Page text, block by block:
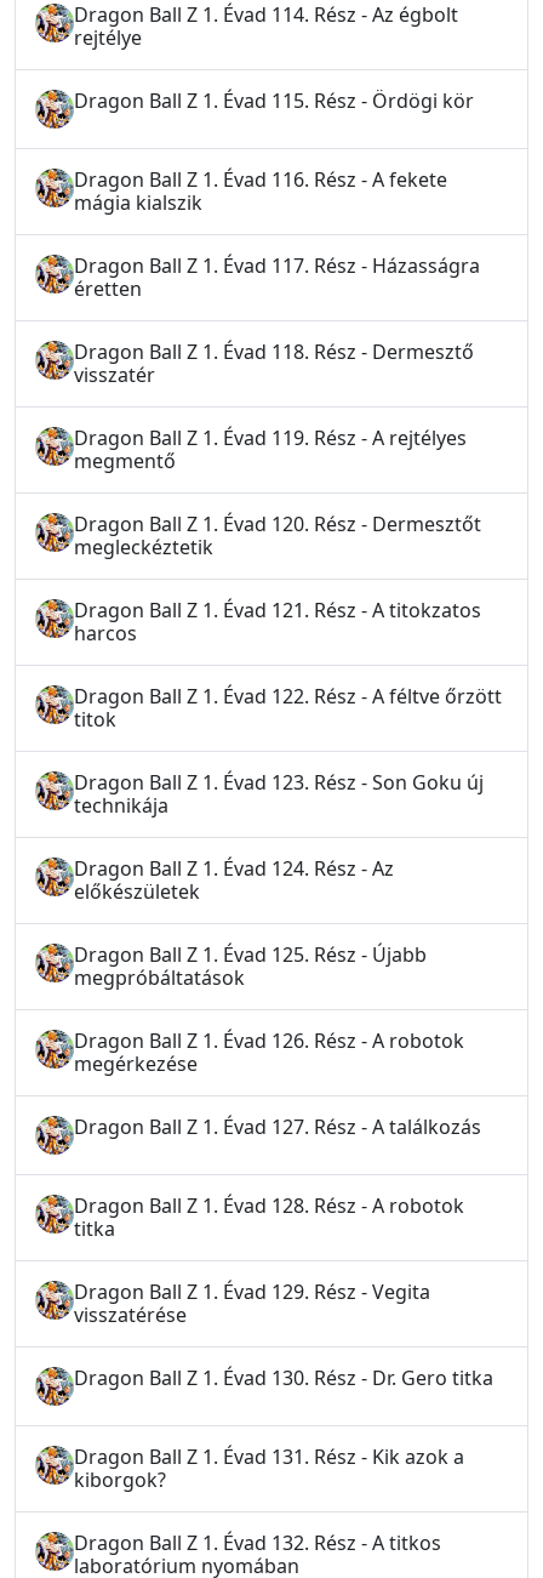
Dragon Ball Z 1. Évad 114. Rész - Az égbolt
rejtélye
Dragon Ball Z 1. Évad 115. Rész - Ördögi kör
Dragon Ball Z 1. Évad 116. Rész - A fekete
mágia kialszik
Dragon Ball Z 1. Évad 117. Rész - Házasságra
éretten
Dragon Ball Z 1. Évad 118. Rész - Dermesztő
visszatér
Dragon Ball Z 1. Évad 119. Rész - A rejtélyes
megmentő
Dragon Ball Z 1. Évad 120. Rész - Dermesztőt
megleckéztetik
Dragon Ball Z 1. Évad 121. Rész - A titokzatos
harcos
Dragon Ball Z 1. Évad 122. Rész - A féltve őrzött
titok
Dragon Ball Z 1. Évad 123. Rész - Son Goku új
technikája
Dragon Ball Z 1. Évad 124. Rész - Az
előkészületek
Dragon Ball Z 1. Évad 125. Rész - Újabb
megpróbáltatások
Dragon Ball Z 1. Évad 126. Rész - A robotok
megérkezése
Dragon Ball Z 1. Évad 127. Rész - A találkozás
Dragon Ball Z 1. Évad 128. Rész - A robotok
titka
Dragon Ball Z 1. Évad 129. Rész - Vegita
visszatérése
Dragon Ball Z 1. Évad 130. Rész - Dr. Gero titka
Dragon Ball Z 1. Évad 131. Rész - Kik azok a
kiborgok?
Dragon Ball Z 1. Évad 132. Rész - A titkos
laboratórium nyomában